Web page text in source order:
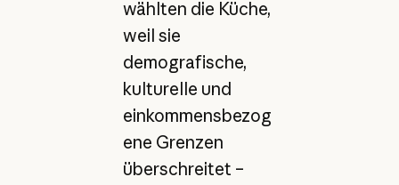
wählten die Küche,
weil sie
demografische,
kulturelle und
einkommensbezog
ene Grenzen
überschreitet –